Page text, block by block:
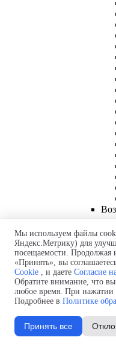
Мы используем файлы
Яндекс.Метрику) для
посещаемости. Продолжая
«Принять», вы
Cookie , и даете Согласие
Обратите внимание, что вы
любое время. При нажатии
Подробнее в Политике
Принять все